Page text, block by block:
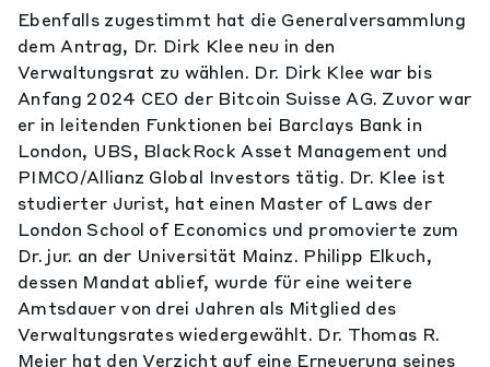
Ebenfalls zugestimmt hat die Generalversammlung
dem Antrag, Dr. Dirk Klee neu in den
Verwaltungsrat zu wählen. Dr. Dirk Klee war bis
Anfang 2024 CEO der Bitcoin Suisse AG. Zuvor war
er in leitenden Funktionen bei Barclays Bank in
London, UBS, BlackRock Asset Management und
PIMCO/Allianz Global Investors tätig. Dr. Klee ist
studierter Jurist, hat einen Master of Laws der
London School of Economics und promovierte zum
Dr. jur. an der Universität Mainz. Philipp Elkuch,
dessen Mandat ablief, wurde für eine weitere
Amtsdauer von drei Jahren als Mitglied des
Verwaltungsrates wiedergewählt. Dr. Thomas R.
Meier hat den Verzicht auf eine Erneuerung seines